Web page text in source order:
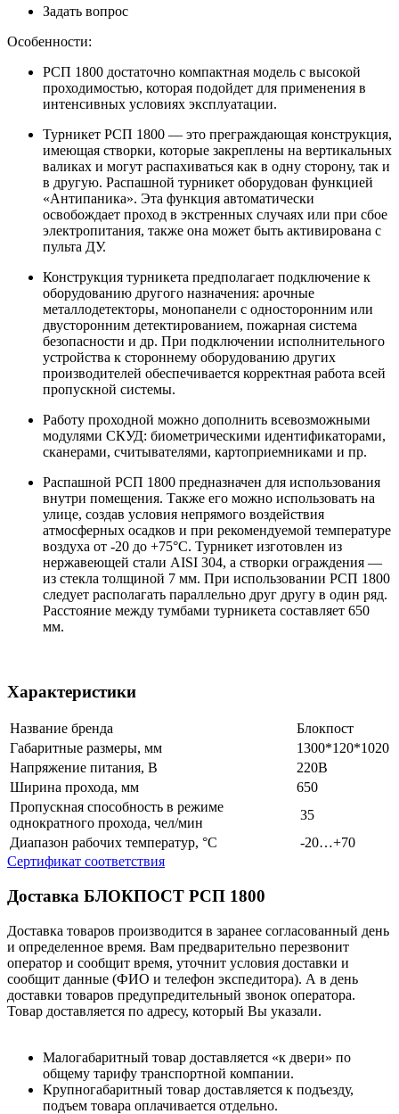
Задать вопрос
Особенности:
РСП 1800 достаточно компактная модель с высокой
проходимостью, которая подойдет для применения в
интенсивных условиях эксплуатации.
Турникет РСП 1800 — это преграждающая конструкция,
имеющая створки, которые закреплены на вертикальных
валиках и могут распахиваться как в одну сторону, так и
в другую. Распашной турникет оборудован функцией
«Антипаника». Эта функция автоматически
освобождает проход в экстренных случаях или при сбое
электропитания, также она может быть активирована с
пульта ДУ.
Конструкция турникета предполагает подключение к
оборудованию другого назначения: арочные
металлодетекторы, монопанели с односторонним или
двусторонним детектированием, пожарная система
безопасности и др. При подключении исполнительного
устройства к стороннему оборудованию других
производителей обеспечивается корректная работа всей
пропускной системы.
Работу проходной можно дополнить всевозможными
модулями СКУД: биометрическими идентификаторами,
сканерами, считывателями, картоприемниками и пр.
Распашной РСП 1800 предназначен для использования
внутри помещения. Также его можно использовать на
улице, создав условия непрямого воздействия
атмосферных осадков и при рекомендуемой температуре
воздуха от -20 до +75°С. Турникет изготовлен из
нержавеющей стали AISI 304, а створки ограждения —
из стекла толщиной 7 мм. При использовании РСП 1800
следует располагать параллельно друг другу в один ряд.
Расстояние между тумбами турникета составляет 650
мм.
Характеристики
Название бренда
Блокпост
Габаритные размеры, мм
1300*120*1020
Напряжение питания, В
220В
Ширина прохода, мм
650
Пропускная способность в режиме
однократного прохода, чел/мин
35
Диапазон рабочих температур, °С
-20…+70
Сертификат соответствия
Доставка БЛОКПОСТ РСП 1800
Доставка товаров производится в заранее согласованный день
и определенное время. Вам предварительно перезвонит
оператор и сообщит время, уточнит условия доставки и
сообщит данные (ФИО и телефон экспедитора). А в день
доставки товаров предупредительный звонок оператора.
Товар доставляется по адресу, который Вы указали.
Малогабаритный товар доставляется «к двери» по
общему тарифу транспортной компании.
Крупногабаритный товар доставляется к подъезду,
подъем товара оплачивается отдельно.